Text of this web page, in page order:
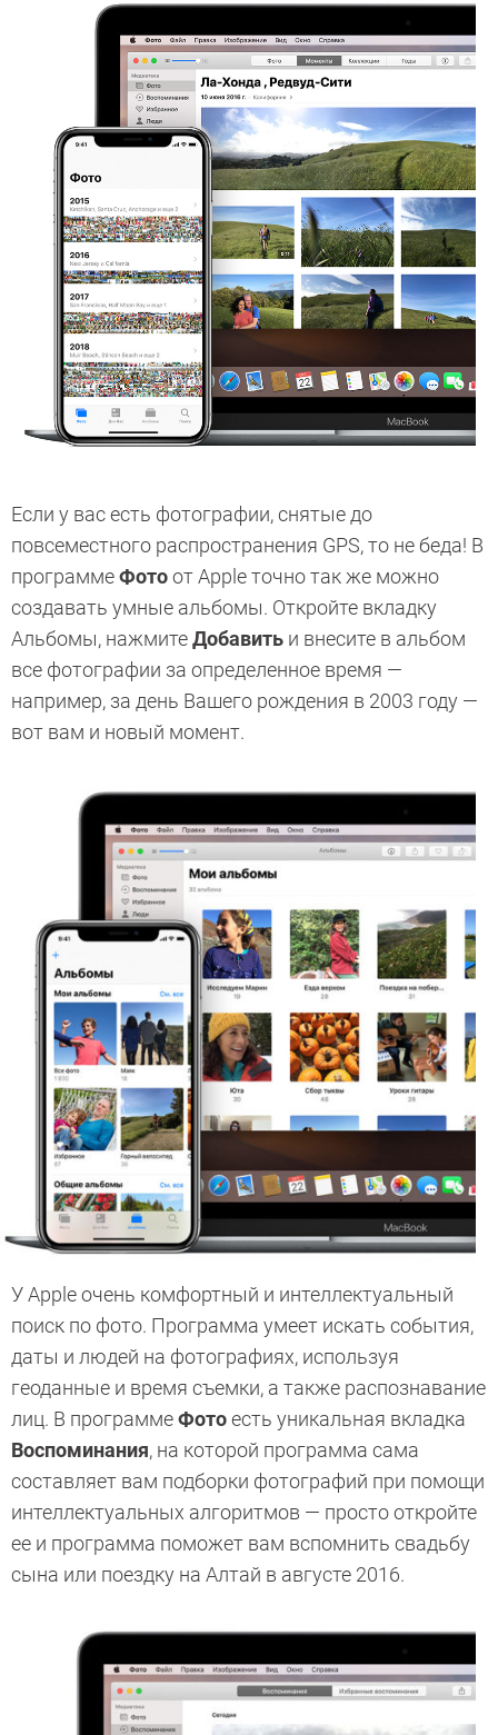
Если у вас есть фотографии, снятые до
повсеместного распространения GPS, то не беда! В
программеФотоот Apple точно так же можно
создавать умные альбомы. Откройте вкладку
Альбомы, нажмитеДобавить и внесите в альбом
все фотографии за определенное время —
например, за день Вашего рождения в 2003 году —
вот вам и новый момент.
У Apple очень комфортный и интеллектуальный
поиск по фото. Программа умеет искать события,
даты и людей на фотографиях, используя
геоданные и время съемки, а также распознавание
лиц. В программеФотоесть уникальная вкладка
Воспоминания, на которой программа сама
составляет вам подборки фотографий при помощи
интеллектуальных алгоритмов — просто откройте
ее и программа поможет вам вспомнить свадьбу
сына или поездку на Алтай в августе 2016.